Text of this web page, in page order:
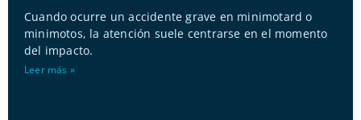
Cuando ocurre un accidente grave en minimotard o
minimotos, la atención suele centrarse en el momento
del impacto.
Leer más »